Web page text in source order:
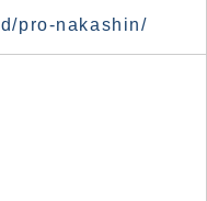
pro-nakashin/